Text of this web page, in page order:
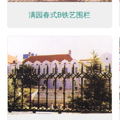
满园春式B铁艺围栏